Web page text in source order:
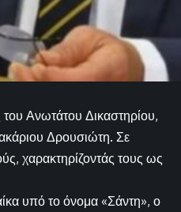
Ανωτάτου Δικαστηρίου,
Δρουσιώτη. Σε
χαρακτηρίζοντάς τους ως
υπό το όνομα «Σάντη», ο